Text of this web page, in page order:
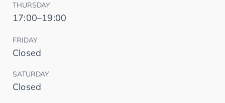
THURSDAY
17:00–19:00
FRIDAY
Closed
SATURDAY
Closed